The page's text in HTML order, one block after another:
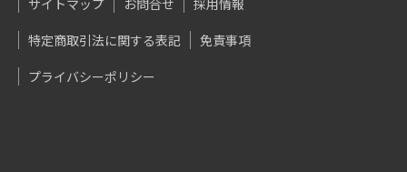
サイトマップ お問合せ
採用情報
特定商取引法に関する表記
免責事項
プライバシーポリシー